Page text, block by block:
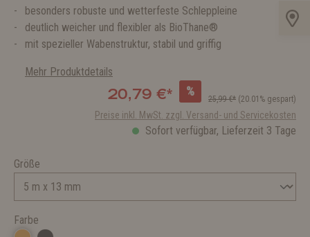
besonders robuste und wetterfeste Schleppleine
deutlich weicher und flexibler als BioThane®
mit spezieller Wabenstruktur, stabil und griffig
Mehr Produktdetails
20,79 €* %
25,99 €* (20.01% gespart)
Preise inkl. MwSt. zzgl. Versand- und Servicekosten
Sofort verfügbar, Lieferzeit 3 Tage
Größe
Farbe